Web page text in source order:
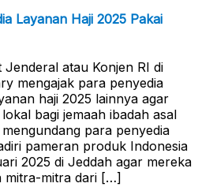
Layanan Haji 2025 Pakai
atau Konjen RI di
mengajak para penyedia
haji 2025 lainnya agar
bagi jemaah ibadah asal
para penyedia
pameran produk Indonesia
2025 di Jeddah agar mereka
mitra-mitra dari […]